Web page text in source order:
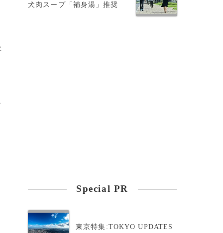
犬肉スープ「補身湯」推奨
Special PR
東京特集:TOKYO UPDATES